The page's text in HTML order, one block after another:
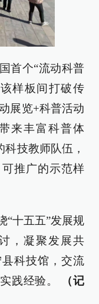
首个“流动科普
样板间打破传
展览+科普活动
来丰富科普体
技教师队伍，
推广的示范样
“十五五”发展规
，凝聚发展共
科技馆，交流
践经验。
（记